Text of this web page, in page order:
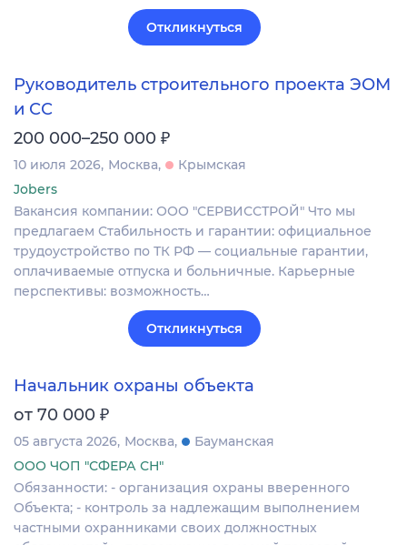
Откликнуться
Руководитель строительного проекта ЭОМ
и СС
200 000–250 000 ₽
10 июля 2026 Москва
Крымская
Jobers
Вакансия компании: ООО "СЕРВИССТРОЙ" Что мы
предлагаем Стабильность и гарантии: официальное
трудоустройство по ТК РФ — социальные гарантии,
оплачиваемые отпуска и больничные. Карьерные
перспективы: возможность…
Откликнуться
Начальник охраны объекта
от 70 000 ₽
05 августа 2026 Москва
Бауманская
ООО ЧОП "СФЕРА СН"
Обязанности: - организация охраны вверенного
Объекта; - контроль за надлежащим выполнением
частными охранниками своих должностных